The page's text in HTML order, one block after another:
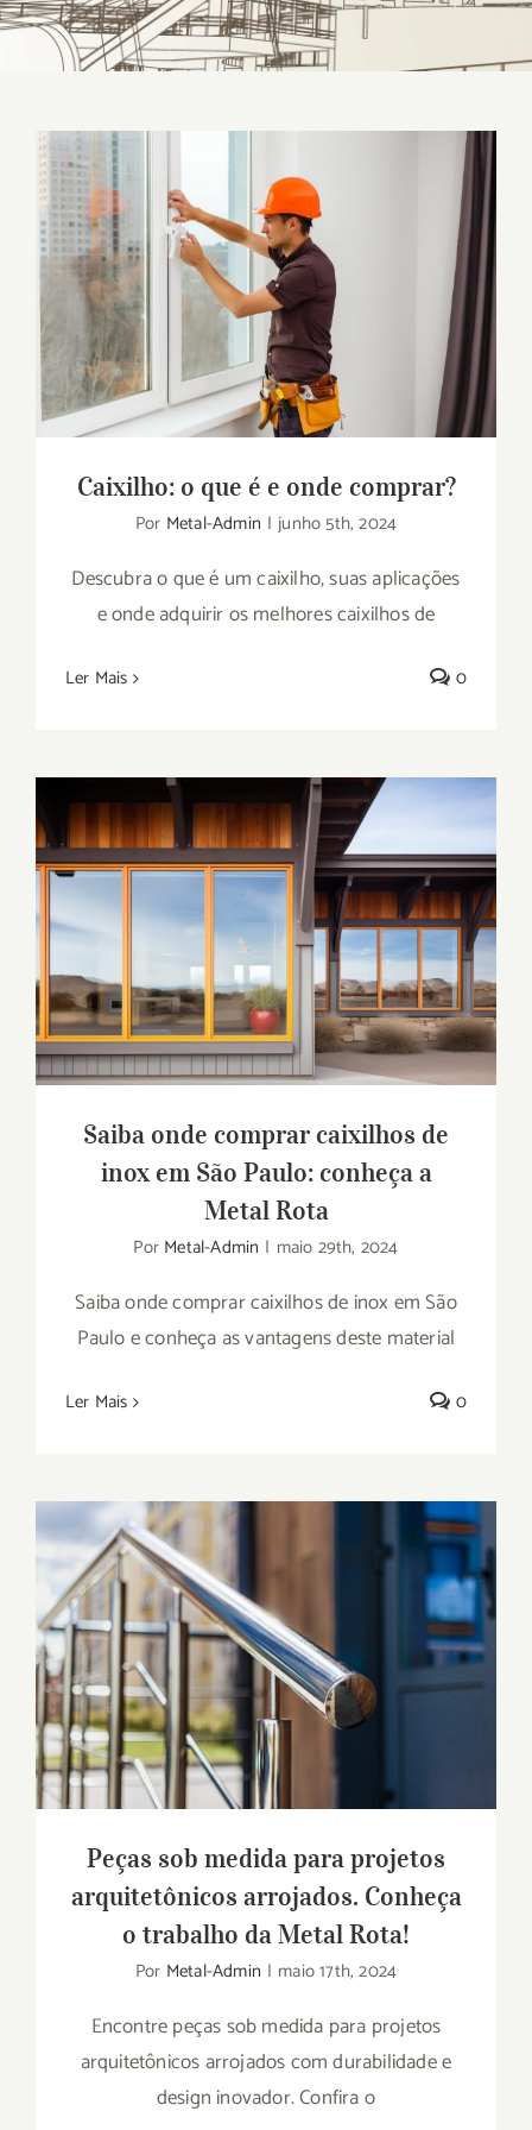
Caixilho: o que é e onde comprar?
Caixilho: o que é e onde comprar?
Por Metal-Admin | junho 5th, 2024
Descubra o que é um caixilho, suas aplicações
e onde adquirir os melhores caixilhos de
Ler Mais 0
Saiba onde comprar caixilhos de inox em
São Paulo: conheça a Metal Rota
Saiba onde comprar caixilhos de
inox em São Paulo: conheça a
Metal Rota
Por Metal-Admin | maio 29th, 2024
Saiba onde comprar caixilhos de inox em São
Paulo e conheça as vantagens deste material
Ler Mais 0
Peças sob medida para projetos
arquitetônicos arrojados. Conheça o
trabalho da Metal Rota!
Peças sob medida para projetos
arquitetônicos arrojados. Conheça
o trabalho da Metal Rota!
Por Metal-Admin | maio 17th, 2024
Encontre peças sob medida para projetos
arquitetônicos arrojados com durabilidade e
design inovador. Confira o